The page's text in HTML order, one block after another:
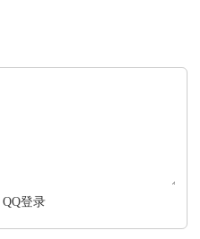
QQ登录